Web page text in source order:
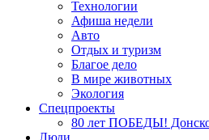
Технологии
Афиша недели
Авто
Отдых и туризм
Благое дело
В мире животных
Экология
Спецпроекты
80 лет ПОБЕДЫ!
Люди